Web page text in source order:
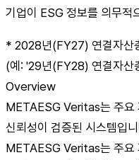
기업이 ESG 정보를 의무적
* 2028년(FY27) 연결자산
(예: '29년(FY28) 연결자산
Overview
METAESG Veritas는 주요
신뢰성이 검증된 시스템입
METAESG Veritas는 주요